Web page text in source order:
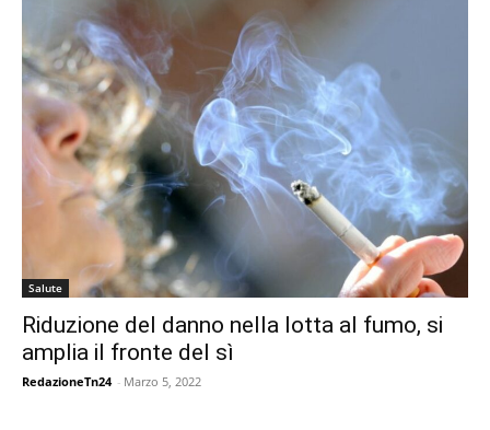
Salute
Riduzione del danno nella lotta al fumo, si
amplia il fronte del sì
RedazioneTn24 - Marzo 5, 2022